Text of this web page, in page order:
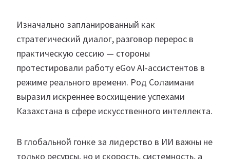
Изначально запланированный как
стратегический диалог, разговор перерос в
практическую сессию — стороны
протестировали работу eGov AI-ассистентов в
режиме реального времени. Род Солаимани
выразил искреннее восхищение успехами
Казахстана в сфере искусственного интеллекта.
В глобальной гонке за лидерство в ИИ важны не
только ресурсы, но и скорость, системность, а